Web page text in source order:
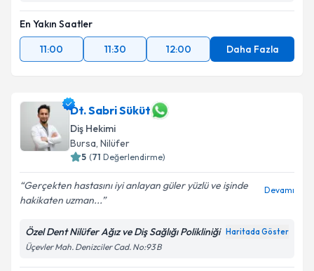
En Yakın Saatler
11:00
11:30 12:00 Daha Fazla
Dt. Sabri Süküt
Diş Hekimi
Bursa, Nilüfer
5 (71 Değerlendirme)
Gerçekten hastasını iyi anlayan güler yüzlü ve işinde
hakikaten uzman...
Devamı
Özel Dent Nilüfer Ağız ve Diş Sağlığı Polikliniği Haritada Göster
Üçevler Mah. Denizciler Cad. No:93 B